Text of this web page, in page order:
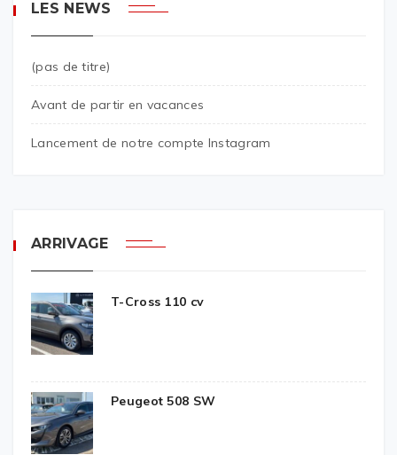
LES NEWS
(pas de titre)
Avant de partir en vacances
Lancement de notre compte Instagram
ARRIVAGE
T-Cross 110 cv
Peugeot 508 SW